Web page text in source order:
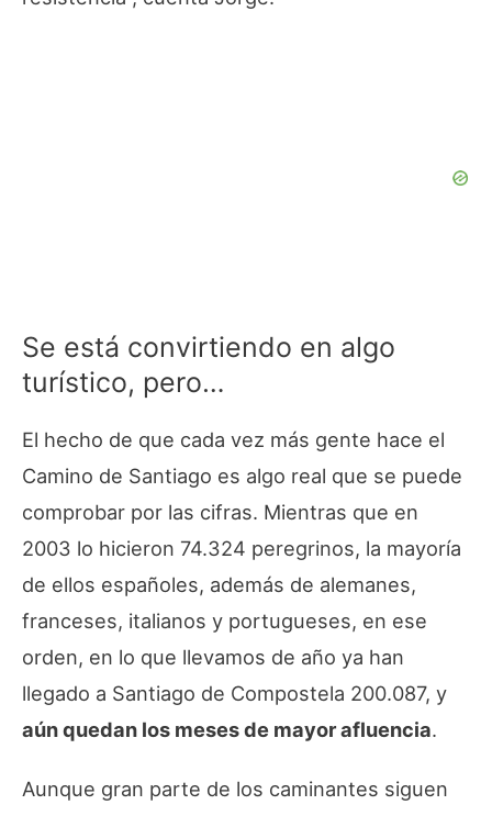
Se está convirtiendo en algo
turístico, pero…
El hecho de que cada vez más gente hace el
Camino de Santiago es algo real que se puede
comprobar por las cifras. Mientras que en
2003 lo hicieron 74.324 peregrinos, la mayoría
de ellos españoles, además de alemanes,
franceses, italianos y portugueses, en ese
orden, en lo que llevamos de año ya han
llegado a Santiago de Compostela 200.087, y
aún quedan los meses de mayor afluencia.
Aunque gran parte de los caminantes siguen